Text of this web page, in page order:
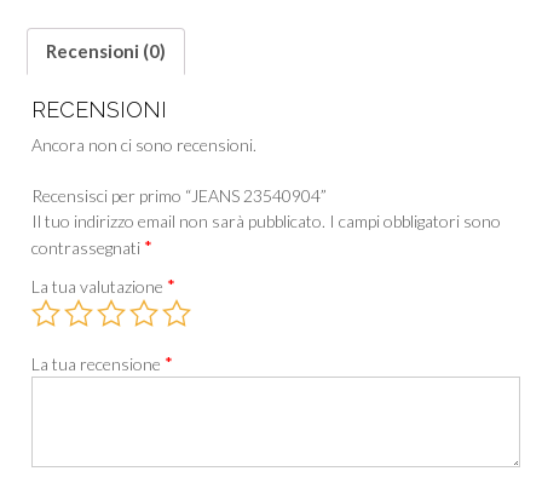
Recensioni (0)
RECENSIONI
Ancora non ci sono recensioni.
Recensisci per primo “JEANS 23540904”
Il tuo indirizzo email non sarà pubblicato. I campi obbligatori sono
contrassegnati *
La tua valutazione *
La tua recensione *